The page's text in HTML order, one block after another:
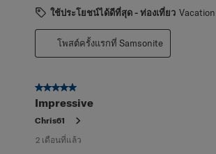
ใช้ประโยชน์ได้ดีที่สุด - ท่องเที่ยว Vacation
โพสต์ครั้งแรกที่ Samsonite
5 จาก 5 ดาว
Impressive
Chris61
2 เดือนที่แล้ว